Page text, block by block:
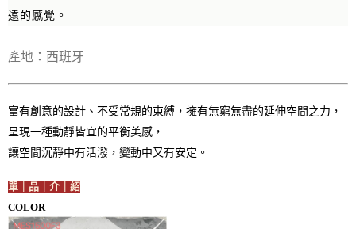
遠的感覺。
產地：西班牙
富有創意的設計、不受常規的束縛，擁有無窮無盡的延伸空間之力，
呈現一種動靜皆宜的平衡美感，
讓空間沉靜中有活潑，變動中又有安定。
單｜品｜介｜紹
COLOR